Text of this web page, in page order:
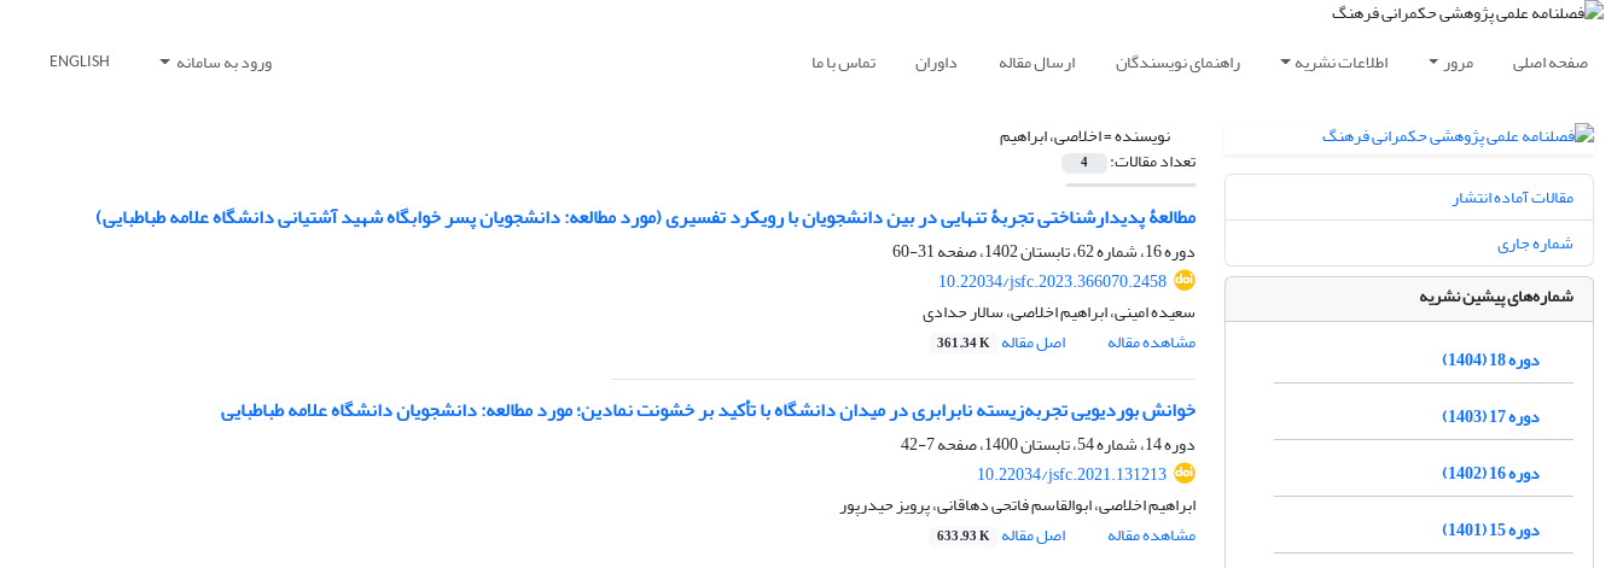
صفحه اصلی مرور اطلاعات نشریه راهنمای نویسندگان ارسال مقاله داوران تماس با ما ورود به سامانه ENGLISH
نویسنده =اخلاصی، ابراهیم
تعداد مقالات: 4
مطالعۀ پدیدارشناختی تجربۀ تنهایی در بین دانشجویان با رویکرد تفسیری (مورد مطالعه: دانشجویان پسر خوابگاه شهید آشتیانی دانشگاه علامه طباطبایی)
دوره 16، شماره 62، تابستان 1402، صفحه
31-60
10.22034/jsfc.2023.366070.2458
سعیده امینی، ابراهیم اخلاصی، سالار حدادی
مشاهده مقاله
اصل مقاله 361.34 K
خوانش بوردیویی تجربه‌زیسته نابرابری در میدان دانشگاه با تأکید بر خشونت نمادین؛ مورد مطالعه: دانشجویان دانشگاه علامه طباطبایی
دوره 14، شماره 54، تابستان 1400، صفحه
7-42
10.22034/jsfc.2021.131213
ابراهیم اخلاصی، ابوالقاسم فاتحی دهاقانی، پرویز حیدرپور
مشاهده مقاله
اصل مقاله 633.93 K
مقالات آماده انتشار
شماره جاری
شماره‌های پیشین نشریه
دوره 18 (1404)
دوره 17 (1403)
دوره 16 (1402)
دوره 15 (1401)